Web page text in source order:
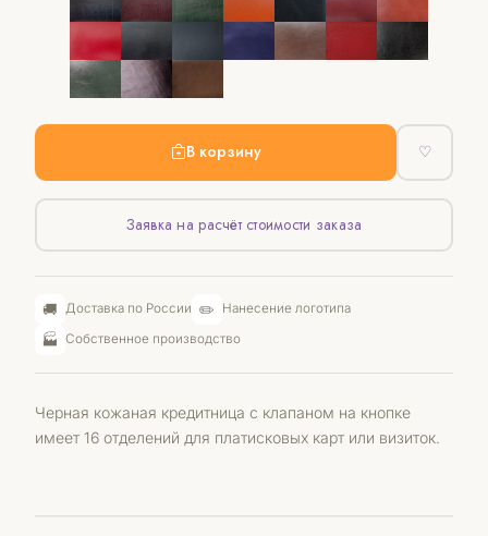
В корзину ♡
Заявка на расчёт стоимости заказа
🚚 Доставка по России ✏️ Нанесение логотипа
🏭 Собственное производство
Черная кожаная кредитница с клапаном на кнопке
имеет 16 отделений для платисковых карт или визиток.